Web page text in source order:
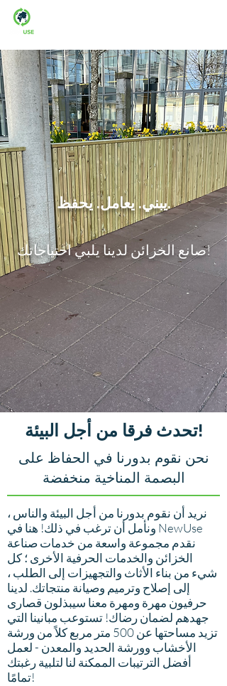
يبني. يعامل. يحفظ.
صانع الخزائن لدينا يلبي احتياجاتك!
تحدث فرقا من أجل البيئة!
نحن نقوم بدورنا في الحفاظ على
البصمة المناخية منخفضة
نريد أن نقوم بدورنا من أجل البيئة والناس ،
ونأمل أن ترغب في ذلك! هنا في NewUse
نقدم مجموعة واسعة من خدمات صناعة
الخزائن والخدمات الحرفية الأخرى ؛ كل
شيء من بناء الأثاث والتجهيزات إلى الطلب ،
إلى إصلاح وترميم وصيانة منتجاتك. لدينا
حرفيون مهرة ومهرة معنا سيبذلون قصارى
جهدهم لضمان رضاك! تستوعب مبانينا التي
تزيد مساحتها عن 500 متر مربع كلاً من ورشة
الأخشاب وورشة الحديد والمعدن - لعمل
أفضل الترتيبات الممكنة لنا لتلبية رغبتك
تمامًا!